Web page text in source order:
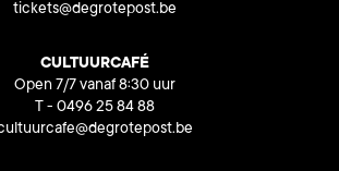
tickets@degrotepost.be
CULTUURCAFÉ
Open 7/7 vanaf 8:30 uur
T - 0496 25 84 88